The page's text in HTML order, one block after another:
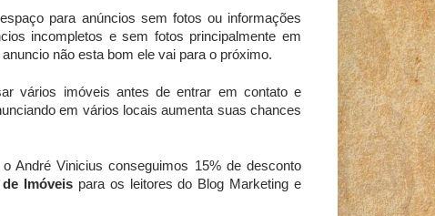
para anúncios sem fotos ou informações
incompletos e sem fotos principalmente em
não esta bom ele vai para o próximo.
vários imóveis antes de entrar em contato e
em vários locais aumenta suas chances
André Vinicius conseguimos 15% de desconto
Imóveispara os leitores do Blog Marketing e